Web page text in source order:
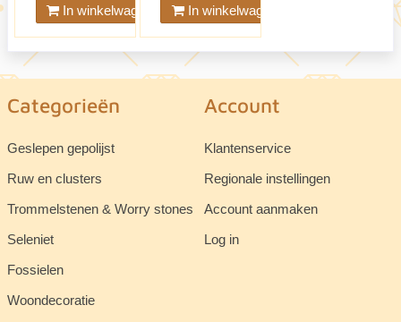
In winkelwagen In winkelwagen
Categorieën
Geslepen gepolijst
Ruw en clusters
Trommelstenen & Worry stones
Seleniet
Fossielen
Woondecoratie
Account
Klantenservice
Regionale instellingen
Account aanmaken
Log in